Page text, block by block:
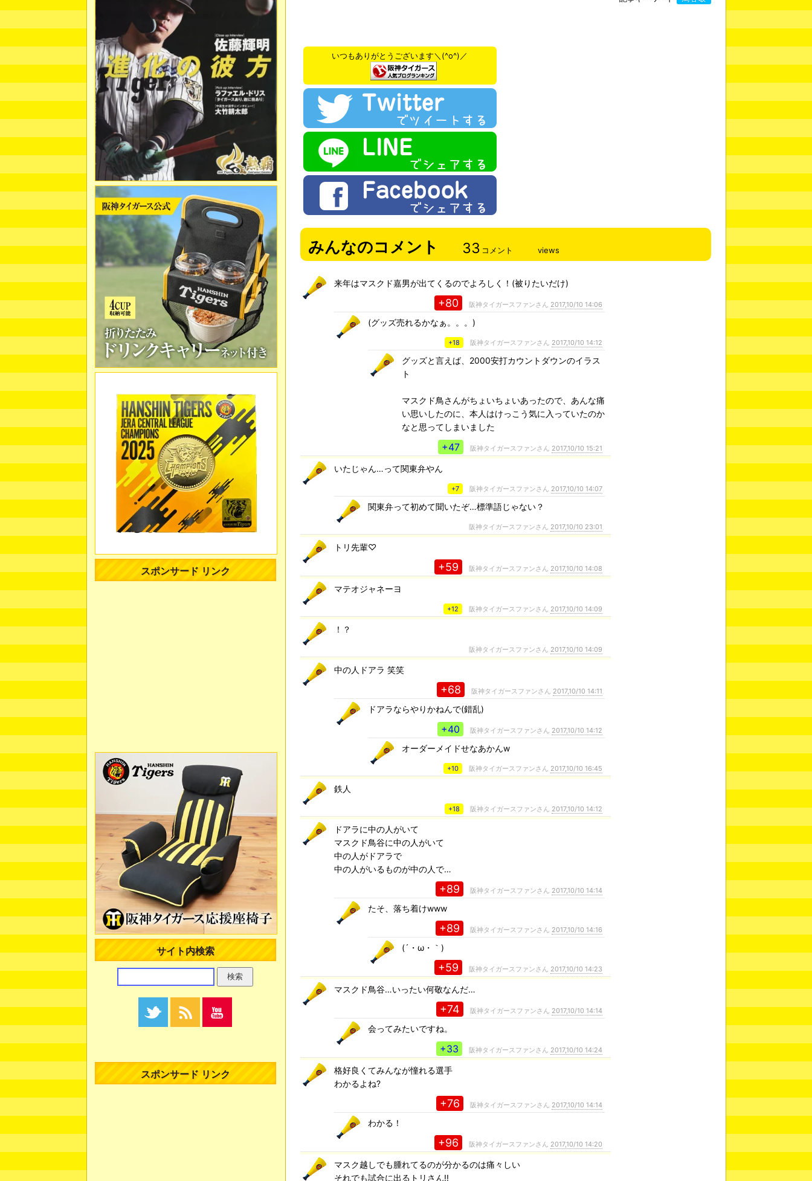
いつもありがとうございます＼(^o^)／
みんなのコメント 33 コメント views
来年はマスクド嘉男が出てくるのでよろしく！(被りたいだけ)
+80 阪神タイガースファンさん 2017,10/10 14:06
(グッズ売れるかなぁ。。。)
+18 阪神タイガースファンさん 2017,10/10 14:12
グッズと言えば、2000安打カウントダウンのイラス
ト
マスクド鳥さんがちょいちょいあったので、あんな痛
い思いしたのに、本人はけっこう気に入っていたのか
なと思ってしまいました
+47 阪神タイガースファンさん 2017,10/10 15:21
いたじゃん…って関東弁やん
+7 阪神タイガースファンさん 2017,10/10 14:07
関東弁って初めて聞いたぞ…標準語じゃない？
阪神タイガースファンさん 2017,10/10 23:01
トリ先輩♡
+59 阪神タイガースファンさん 2017,10/10 14:08
マテオジャネーヨ
+12 阪神タイガースファンさん 2017,10/10 14:09
！？
阪神タイガースファンさん 2017,10/10 14:09
中の人ドアラ 笑笑
+68 阪神タイガースファンさん 2017,10/10 14:11
ドアラならやりかねんで(錯乱)
+40 阪神タイガースファンさん 2017,10/10 14:12
オーダーメイドせなあかんw
+10 阪神タイガースファンさん 2017,10/10 16:45
鉄人
+18 阪神タイガースファンさん 2017,10/10 14:12
ドアラに中の人がいて
マスクド鳥谷に中の人がいて
中の人がドアラで
中の人がいるものが中の人で…
+89 阪神タイガースファンさん 2017,10/10 14:14
たそ、落ち着けwww
+89 阪神タイガースファンさん 2017,10/10 14:16
(´・ω・｀)
+59 阪神タイガースファンさん 2017,10/10 14:23
マスクド鳥谷…いったい何敬なんだ…
+74 阪神タイガースファンさん 2017,10/10 14:14
会ってみたいですね。
+33 阪神タイガースファンさん 2017,10/10 14:24
格好良くてみんなが憧れる選手
わかるよね?
+76 阪神タイガースファンさん 2017,10/10 14:14
わかる！
+96 阪神タイガースファンさん 2017,10/10 14:20
マスク越しでも腫れてるのが分かるのは痛々しい
それでも試合に出るトリさん!!
スポンサード リンク
サイト内検索
スポンサード リンク